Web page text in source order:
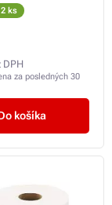
ks
DPH
za posledných 30
košíka